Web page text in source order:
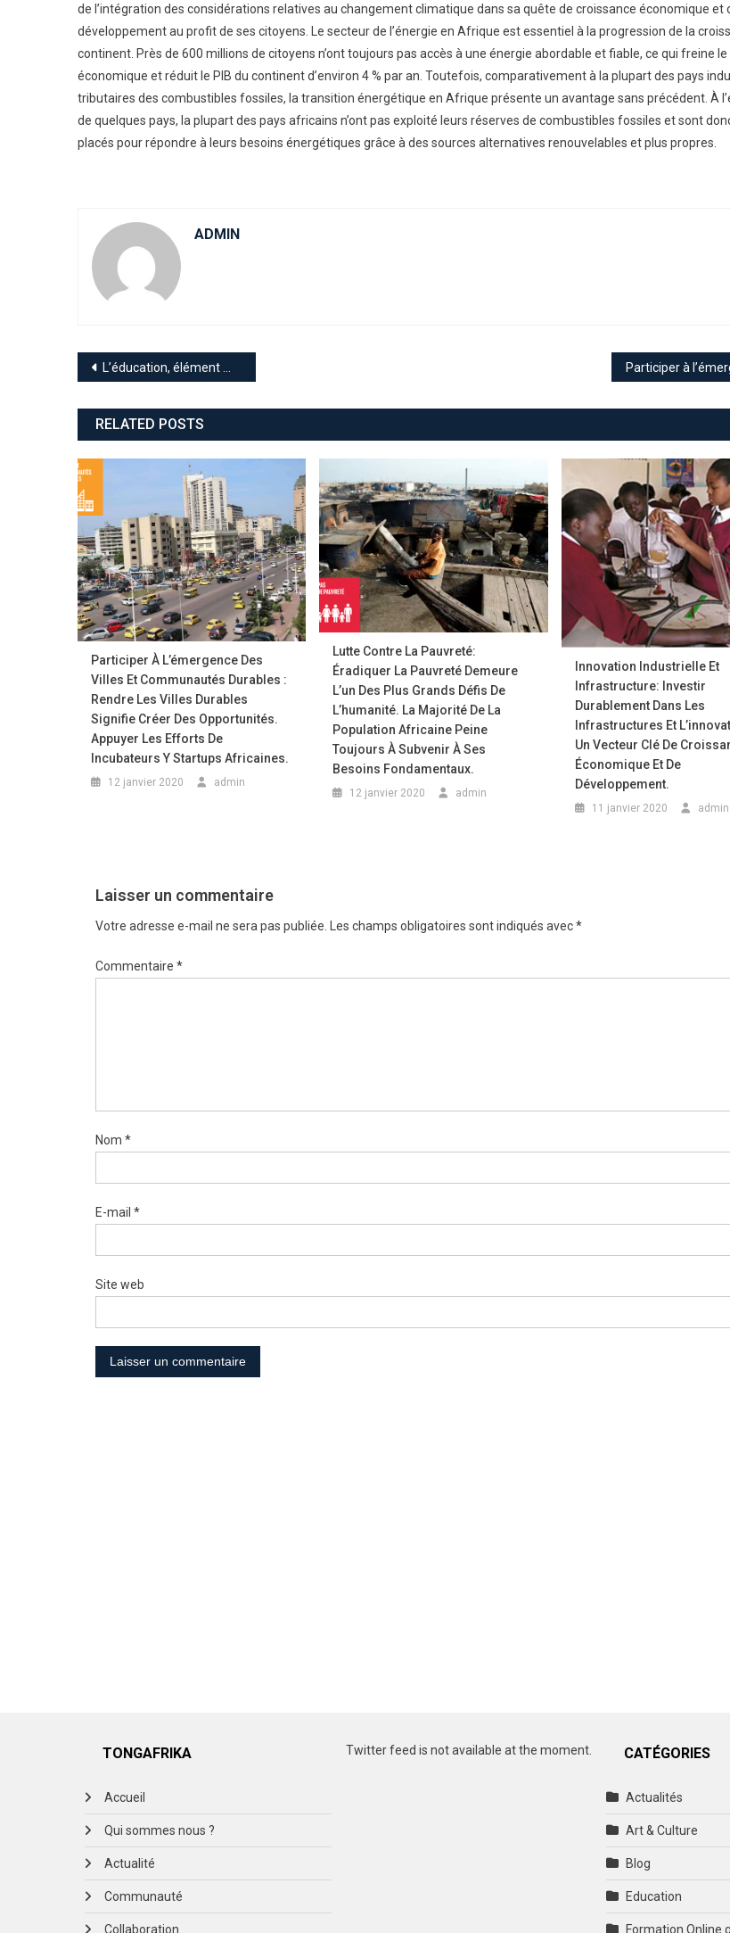
L’Accès
A
L’Energie
Propre
En
Afrique
Et
Est
Au
Double
Défi
de l’intégration des considérations relatives au changement climatique dans sa quête de croissance économique et
développement au profit de ses citoyens. Le secteur de l’énergie en Afrique est essentiel à la progression de la
continent. Près de 600 millions de citoyens n’ont toujours pas accès à une énergie abordable et fiable, ce qui freine
économique et réduit le PIB du continent d’environ 4 % par an. Toutefois, comparativement à la plupart des pays
tributaires des combustibles fossiles, la transition énergétique en Afrique présente un avantage sans précédent. À
de quelques pays, la plupart des pays africains n’ont pas exploité leurs réserves de combustibles fossiles et sont
placés pour répondre à leurs besoins énergétiques grâce à des sources alternatives renouvelables et plus propres.
ADMIN
Navigation
de
l’article
L’éducation, élément moteur du developpement humain: Une éducation de qualité pour tous est l’un des piliers les plus solides et éprouvés du développement durable.
RELATED POSTS
Participer À L’émergence Des
Villes Et Communautés Durables :
Rendre Les Villes Durables
Signifie Créer Des Opportunités.
Appuyer Les Efforts De
Incubateurs Y Startups Africaines.
12 janvier 2020 admin
Lutte Contre La Pauvreté:
Éradiquer La Pauvreté Demeure
L’un Des Plus Grands Défis De
L’humanité. La Majorité De La
Population Africaine Peine
Toujours À Subvenir À Ses
Besoins Fondamentaux.
12 janvier 2020 admin
Innovation Industrielle Et
Infrastructure: Investir
Durablement Dans Les
Infrastructures Et
Un Vecteur Clé De
Économique Et De
Développement.
11 janvier 2020 admin
Laisser un commentaire
Votre adresse e-mail ne sera pas publiée. Les champs obligatoires sont indiqués avec*
Commentaire *
Nom *
E-mail *
Site web
TONGAFRIKA
Accueil
Qui sommes nous ?
Actualité
Communauté
Collaboration
Twitter feed is not available at the moment. CATÉGORIES
Actualités
Art & Culture
Blog
Education
Formation Online